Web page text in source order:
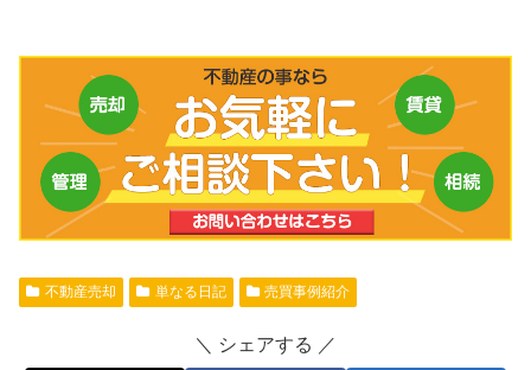
不動産売却 単なる日記 売買事例紹介
シェアする